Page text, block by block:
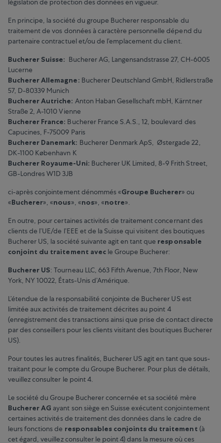
législation de protection des données en vigueur.
En principe, la société du groupe Bucherer responsable du
traitement de vos données à caractère personnelle dépend du
partenaire contractuel et/ou de l’emplacement du client.
Bucherer Suisse: Bucherer AG, Langensandstrasse 27, CH-6005
Lucerne
Bucherer Allemagne: Bucherer Deutschland GmbH, Ridlerstraße
57, D-80339 Munich
Bucherer Autriche: Anton Haban Gesellschaft mbH, Kärntner
Straße 2, A-1010 Vienne
Bucherer France: Bucherer France S.A.S., 12, boulevard des
Capucines, F-75009 Paris
Bucherer Danemark: Bucherer Denmark ApS, Østergade 22,
DK-1100 København K
Bucherer Royaume-Uni: Bucherer UK Limited, 8-9 Frith Street,
GB-Londres W1D 3JB
ci-après conjointement dénommés «Groupe Bucherer» ou
«Bucherer», «nous», «nos», «notre».
En outre, pour certaines activités de traitement concernant des
clients de l’UE/de l’EEE et de la Suisse qui visitent des boutiques
Bucherer US, la société suivante agit en tant que responsable
conjoint du traitement avecle Groupe Bucherer:
Bucherer US: Tourneau LLC, 663 Fifth Avenue, 7th Floor, New
York, NY 10022, États-Unis d’Amérique.
L’étendue de la responsabilité conjointe de Bucherer US est
limitée aux activités de traitement décrites au point 4
(enregistrement des transactions ainsi que prise de contact directe
par des conseillers pour les clients visitant des boutiques Bucherer
US).
Pour toutes les autres finalités, Bucherer US agit en tant que sous-
traitant pour le compte du Groupe Bucherer. Pour plus de détails,
veuillez consulter le point 4.
Le société du Groupe Bucherer concernée et sa société mère
Bucherer AG ayant son siège en Suisse exécutent conjointement
certaines activités de traitement des données dans le cadre de
leurs fonctions de responsables conjoints du traitement (à
cet égard, veuillez consulter le point 4) dans la mesure où ces